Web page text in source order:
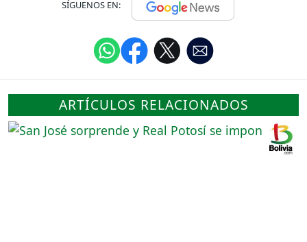
SÍGUENOS EN:
ARTÍCULOS RELACIONADOS